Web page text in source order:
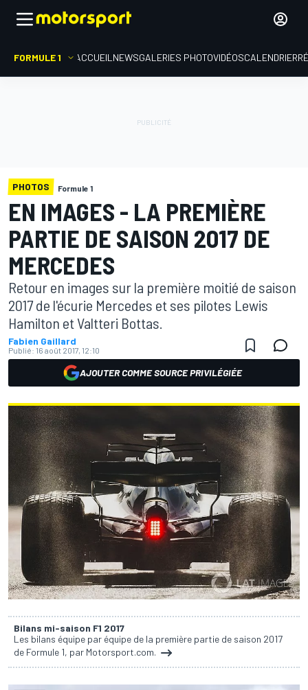
FORMULE 1 ACCUEIL NEWSGALERIES PHOTOVIDÉOSCALENDRIER
PHOTOS Formule 1
EN IMAGES - LA PREMIÈRE
PARTIE DE SAISON 2017 DE
MERCEDES
Retour en images sur la première moitié de saison
2017 de l'écurie Mercedes et ses pilotes Lewis
Hamilton et Valtteri Bottas.
Fabien Gaillard
Publié: 16 août 2017, 12:10
AJOUTER COMME SOURCE PRIVILÉGIÉE
Bilans mi-saison F1 2017
Les bilans équipe par équipe de la première partie de saison 2017
de Formule 1, par Motorsport.com.